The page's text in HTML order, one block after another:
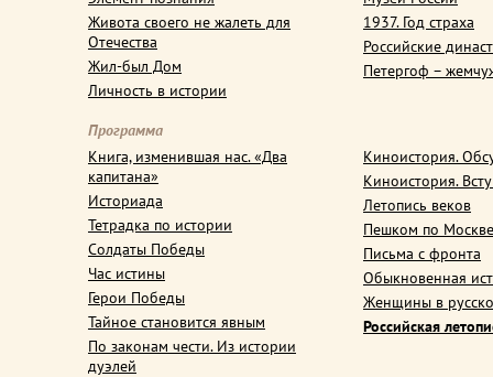
Живота своего не жалеть для
Отечества
Жил-был Дом
Личность в истории
1937. Год страха
Российские
Петергоф –
Программа
Книга, изменившая нас. «Два
капитана»
Историада
Тетрадка по истории
Солдаты Победы
Час истины
Герои Победы
Тайное становится явным
По законам чести. Из истории
дуэлей
Киноистория.
Киноистория.
Летопись веков
Пешком по Москве
Письма с фронта
Обыкновенная
Женщины в
Российская